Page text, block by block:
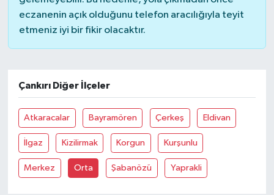
eczanenin açık olduğunu telefon aracılığıyla teyit
etmeniz iyi bir fikir olacaktır.
Çankırı Diğer İlçeler
Atkaracalar Bayramören Çerkeş Eldivan
İlgaz Kizilirmak Korgun Kurşunlu
Merkez Orta Şabanözü Yaprakli